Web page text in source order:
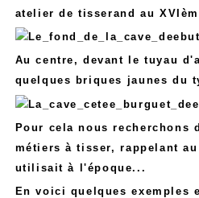
atelier de tisserand au
Au centre, devant le tuyau
quelques briques jaunes du
Pour cela nous recherchons
métiers à tisser, rappelant
utilisait à l'époque...
En voici quelques exemples